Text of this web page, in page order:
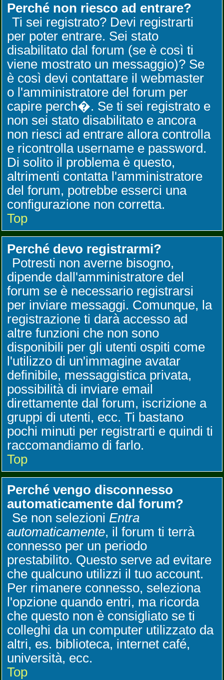
Perché non riesco ad entrare?
Ti sei registrato? Devi registrarti
per poter entrare. Sei stato
disabilitato dal forum (se è così ti
viene mostrato un messaggio)? Se
è così devi contattare il webmaster
o l'amministratore del forum per
capire perch�. Se ti sei registrato e
non sei stato disabilitato e ancora
non riesci ad entrare allora controlla
e ricontrolla username e password.
Di solito il problema è questo,
altrimenti contatta l'amministratore
del forum, potrebbe esserci una
configurazione non corretta.
Top
Perché devo registrarmi?
Potresti non averne bisogno,
dipende dall'amministratore del
forum se è necessario registrarsi
per inviare messaggi. Comunque, la
registrazione ti darà accesso ad
altre funzioni che non sono
disponibili per gli utenti ospiti come
l'utilizzo di un'immagine avatar
definibile, messaggistica privata,
possibilità di inviare email
direttamente dal forum, iscrizione a
gruppi di utenti, ecc. Ti bastano
pochi minuti per registrarti e quindi ti
raccomandiamo di farlo.
Top
Perché vengo disconnesso
automaticamente dal forum?
Se non selezioni Entra
automaticamente, il forum ti terrà
connesso per un periodo
prestabilito. Questo serve ad evitare
che qualcuno utilizzi il tuo account.
Per rimanere connesso, seleziona
l'opzione quando entri, ma ricorda
che questo non è consigliato se ti
colleghi da un computer utilizzato da
altri, es. biblioteca, internet café,
università, ecc.
Top